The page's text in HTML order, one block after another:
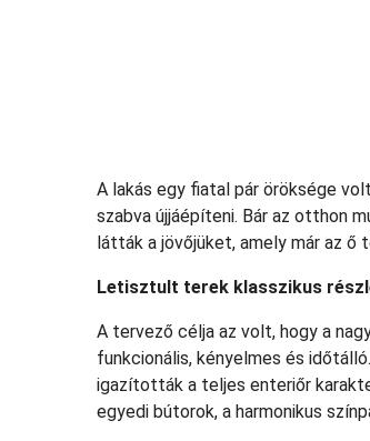
A lakás egy fiatal pár öröksége
szabva újjáépíteni. Bár az otthon
látták a jövőjüket, amely már az
Letisztult terek klasszikus
A tervező célja az volt, hogy a
funkcionális, kényelmes és
igazították a teljes enteriőr
egyedi bútorok, a harmonikus